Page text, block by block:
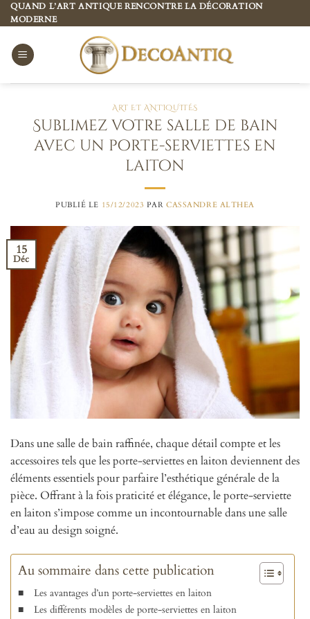
Passer
au
contenu
QUAND L’ART ANTIQUE RENCONTRE LA DÉCORATION
MODERNE
ART ET ANTIQUITÉS
Sublimez votre salle de bain
avec un porte-serviettes en
laiton
PUBLIÉ LE 15/12/2023 PARCASSANDRE ALTHEA
15
Déc
Dans une salle de bain raffinée, chaque détail compte et les
accessoires tels que les porte-serviettes en laiton deviennent des
éléments essentiels pour parfaire l’esthétique générale de la
pièce. Offrant à la fois praticité et élégance, le porte-serviette
en laiton s’impose comme un incontournable dans une salle
d’eau au design soigné.
Au sommaire dans cette publication
Les avantages d’un porte-serviettes en laiton
Les différents modèles de porte-serviettes en laiton